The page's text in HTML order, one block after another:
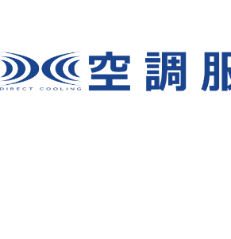
NIKKEI BizGate ＜ヒットの軌跡＞「空
2026年4月15日
お知らせ
カタロ
」